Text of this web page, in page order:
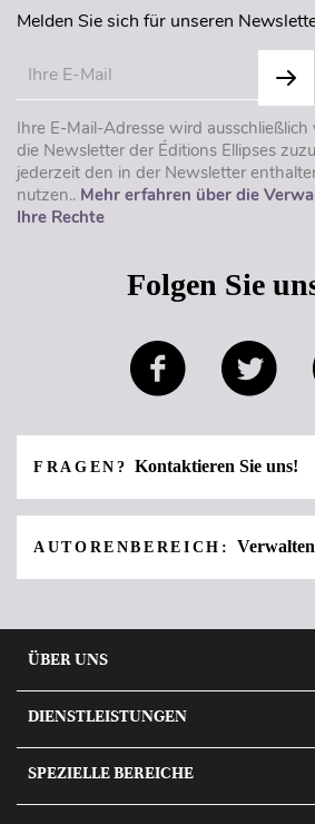
Melden Sie sich für unseren
Ihre E-Mail-Adresse wird
die Newsletter der Éditions Ellipses
jederzeit den in der Newsletter
nutzen.. Mehr erfahren über die
Ihre Rechte
Folgen Sie
FRAGEN?Kontaktieren Sie uns!
AUTORENBEREICH:
ÜBER UNS
DIENSTLEISTUNGEN
SPEZIELLE BEREICHE